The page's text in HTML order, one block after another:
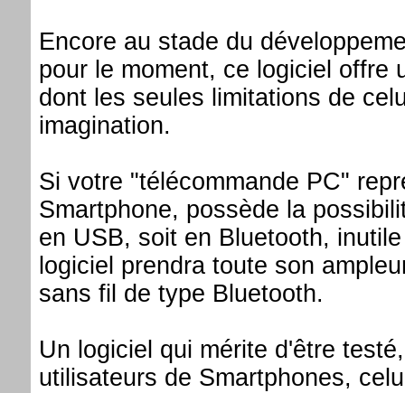
Encore au stade du
pour le moment, ce logiciel offre
dont les seules limitations de
imagination.
Si votre "télécommande PC"
Smartphone, possède la
en USB, soit en Bluetooth,
logiciel prendra toute son
sans fil de type Bluetooth.
Un logiciel qui mérite d'être
utilisateurs de Smartphones,